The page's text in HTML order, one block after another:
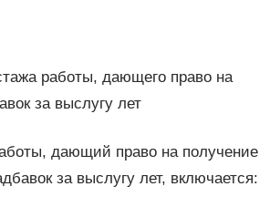
работы, дающего право на
за выслугу лет
дающий право на получение
за выслугу лет, включается: